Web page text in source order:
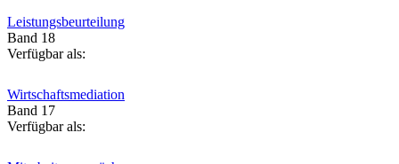
Leistungsbeurteilung
Band 18
Verfügbar als:
Wirtschaftsmediation
Band 17
Verfügbar als: